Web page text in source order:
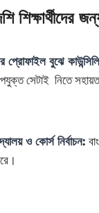
প্রোফাইল বুঝে
সেটাই নিতে
ও কোর্স নির্বাচন: